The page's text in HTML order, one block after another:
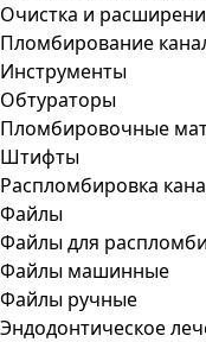
Очистка и
Пломбирование
Инструменты
Обтураторы
Пломбировочные
Штифты
Распломбировка
Файлы
Файлы для
Файлы машинные
Файлы ручные
Эндодонтическое